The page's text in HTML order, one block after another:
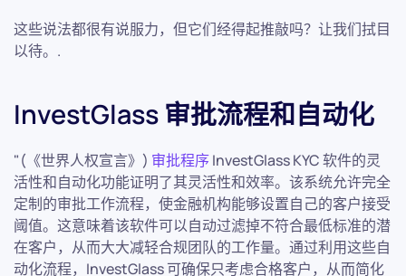
这些说法都很有说服力，但它们经得起推敲吗？让我们拭目
以待。.
InvestGlass 审批流程和自动化
"(《世界人权宣言》) 审批程序InvestGlass KYC 软件的灵
活性和自动化功能证明了其灵活性和效率。该系统允许完全
定制的审批工作流程，使金融机构能够设置自己的客户接受
阈值。这意味着该软件可以自动过滤掉不符合最低标准的潜
在客户，从而大大减轻合规团队的工作量。通过利用这些自
动化流程，InvestGlass 可确保只考虑合格客户，从而简化